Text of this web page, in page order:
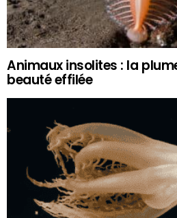
Animaux insolites : la
beauté effilée